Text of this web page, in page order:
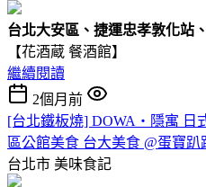
台北大安區、捷運忠孝敦化站
【花酒蔵 餐酒館】
繼續閱讀
2個月前
[台北鐵板燒] DOWA・隱寓 日
區公館美食 台大美食 @蛋寶趴
台北市 美味食記